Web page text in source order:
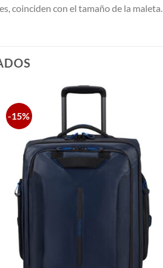
coinciden con el tamaño de la maleta.
-15%